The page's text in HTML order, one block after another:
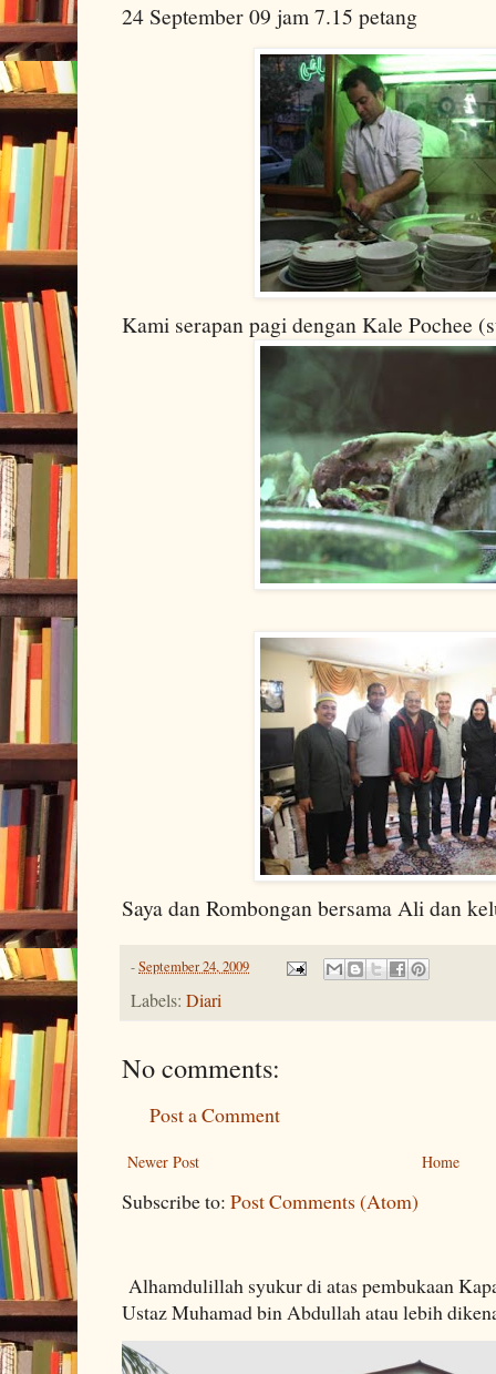
24 September 09 jam 7.15 petang
Kami serapan pagi dengan Kale Pochee
Saya dan Rombongan bersama Ali dan
-September 24, 2009
Labels: Diari
No comments:
Post a Comment
Newer Post Home
Subscribe to: Post Comments (Atom)
Alhamdulillah syukur di atas pembukaan
Ustaz Muhamad bin Abdullah atau lebih